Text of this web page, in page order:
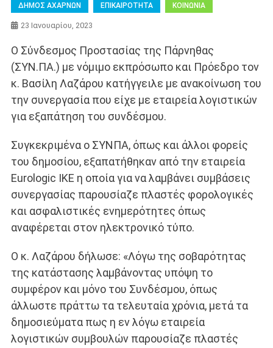
ΔΗΜΟΣ ΑΧΑΡΝΩΝ ΕΠΙΚΑΙΡΟΤΗΤΑ ΚΟΙΝΩΝΙΑ
23 Ιανουαρίου, 2023
Ο Σύνδεσμος Προστασίας της Πάρνηθας
(ΣΥΝ.ΠΑ.) με νόμιμο εκπρόσωπο και Πρόεδρο τον
κ. Βασίλη Λαζάρου κατήγγειλε με ανακοίνωση του
την συνεργασία που είχε με εταιρεία λογιστικών
για εξαπάτηση του συνδέσμου.
Συγκεκριμένα ο ΣΥΝΠΑ, όπως και άλλοι φορείς
του δημοσίου, εξαπατήθηκαν από την εταιρεία
Eurologic ΙΚΕ η οποία για να λαμβάνει συμβάσεις
συνεργασίας παρουσίαζε πλαστές φορολογικές
και ασφαλιστικές ενημερότητες όπως
αναφέρεται στον ηλεκτρονικό τύπο.
Ο κ. Λαζάρου δήλωσε: «Λόγω της σοβαρότητας
της κατάστασης λαμβάνοντας υπόψη το
συμφέρον και μόνο του Συνδέσμου, όπως
άλλωστε πράττω τα τελευταία χρόνια, μετά τα
δημοσιεύματα πως η εν λόγω εταιρεία
λογιστικών συμβουλών παρουσίαζε πλαστές